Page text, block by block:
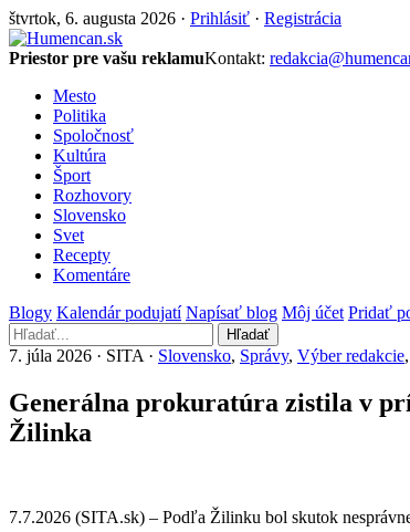
štvrtok, 6. augusta 2026 · Prihlásiť · Registrácia
Priestor pre vašu reklamuKontakt:
Mesto
Politika
Spoločnosť
Kultúra
Šport
Rozhovory
Slovensko
Svet
Recepty
Komentáre
Blogy Kalendár podujatí Napísať blog Môj účet Pridať
Hľadať
7. júla 2026 · SITA · Slovensko, Správy, Výber redakcie,
Generálna prokuratúra zistila v
Žilinka
7.7.2026 (SITA.sk) – Podľa Žilinku bol skutok